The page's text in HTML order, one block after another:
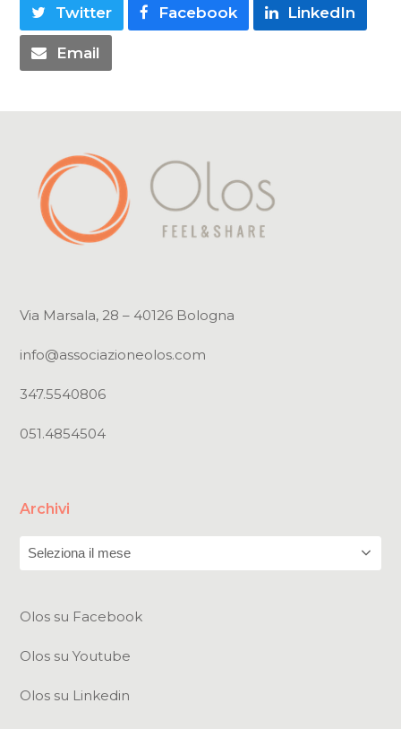
Twitter Facebook LinkedIn
Email
Via Marsala, 28 – 40126 Bologna
info@associazioneolos.com
347.5540806
051.4854504
Archivi
Archivi
Olos su Facebook
Olos su Youtube
Olos su Linkedin